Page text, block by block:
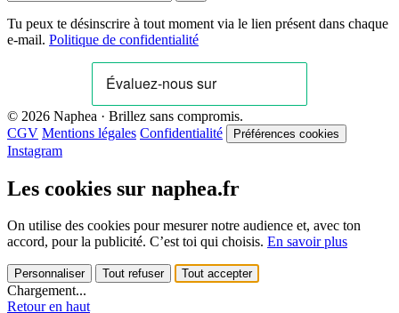
Tu peux te désinscrire à tout moment via le lien présent dans chaque
e-mail. Politique de confidentialité
© 2026 Naphea · Brillez sans compromis.
CGV Mentions légales Confidentialité Préférences cookies
Instagram
Les cookies sur naphea.fr
On utilise des cookies pour mesurer notre audience et, avec ton
accord, pour la publicité. C’est toi qui choisis. En savoir plus
Personnaliser Tout refuser Tout accepter
Chargement...
Retour en haut